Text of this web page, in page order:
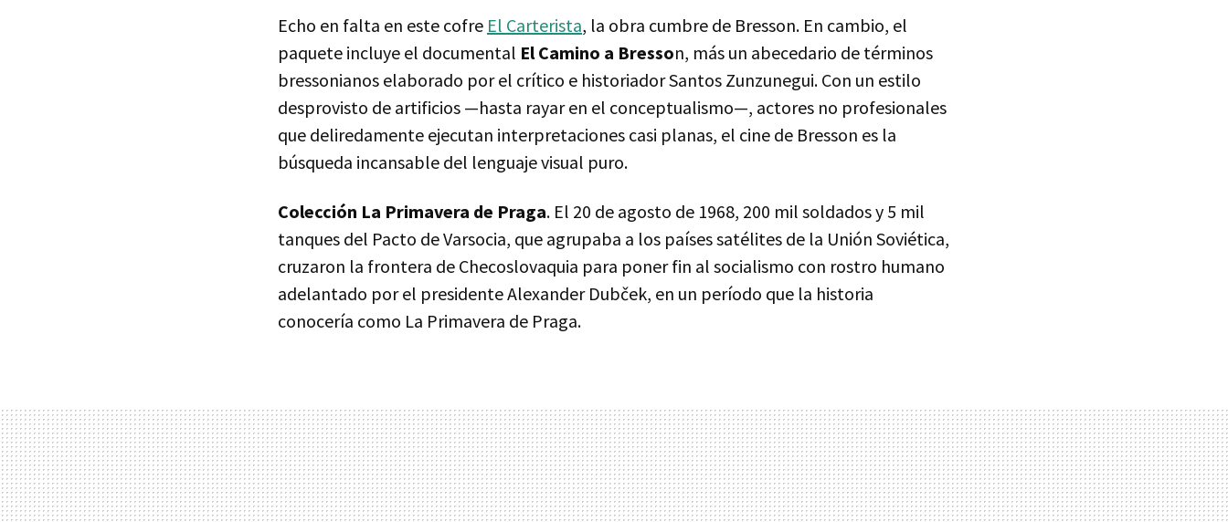
Echo en falta en este cofre El Carterista, la obra cumbre de Bresson. En cambio, el
paquete incluye el documental El Camino a Bresson, más un abecedario de términos
bressonianos elaborado por el crítico e historiador Santos Zunzunegui. Con un estilo
desprovisto de artificios —hasta rayar en el conceptualismo—, actores no profesionales
que deliredamente ejecutan interpretaciones casi planas, el cine de Bresson es la
búsqueda incansable del lenguaje visual puro.
Colección La Primavera de Praga. El 20 de agosto de 1968, 200 mil soldados y 5 mil
tanques del Pacto de Varsocia, que agrupaba a los países satélites de la Unión Soviética,
cruzaron la frontera de Checoslovaquia para poner fin al socialismo con rostro humano
adelantado por el presidente Alexander Dubček, en un período que la historia
conocería como La Primavera de Praga.